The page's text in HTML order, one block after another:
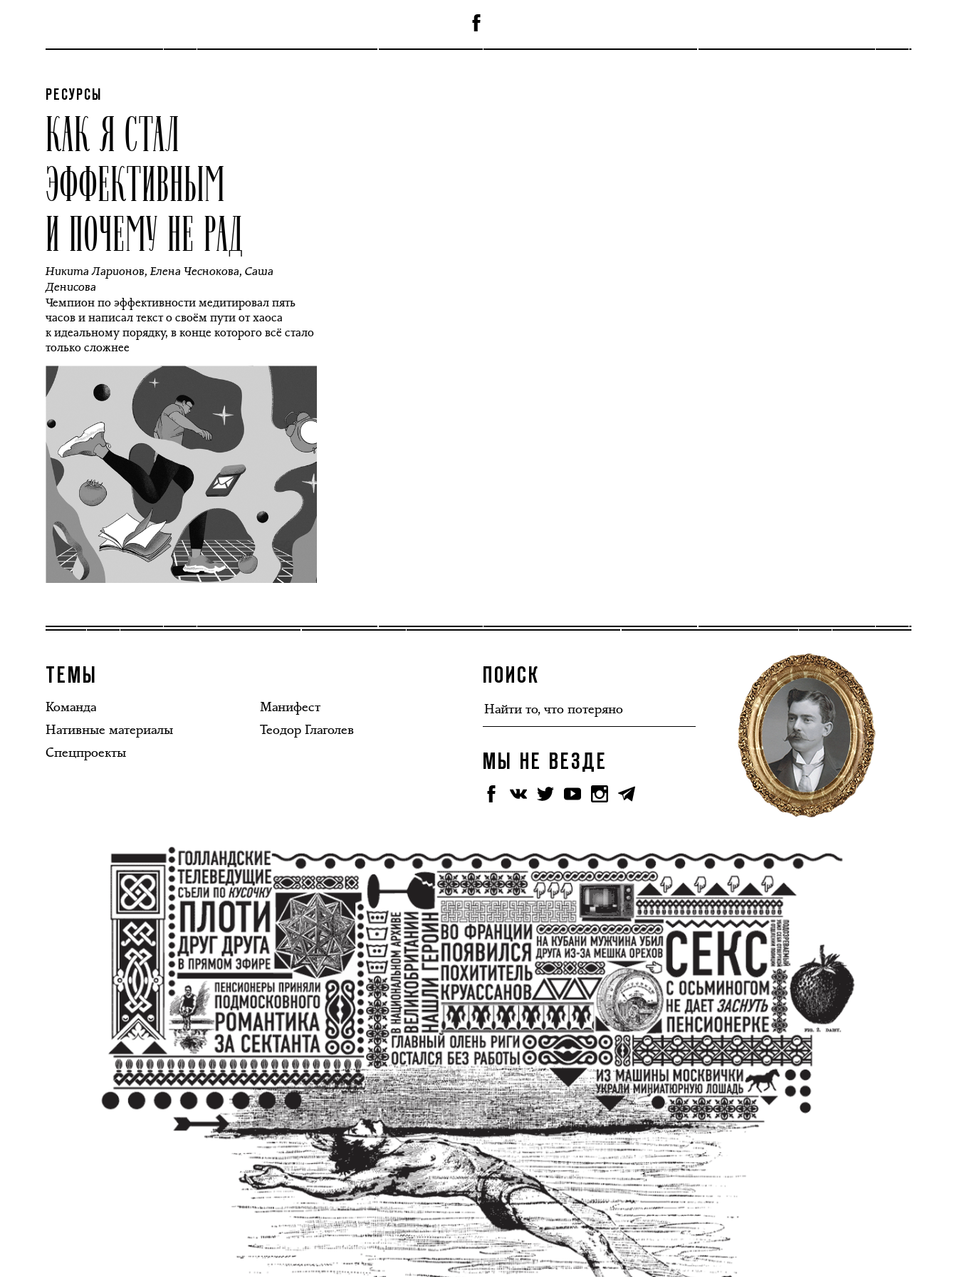
РЕСУРСЫ
КАК Я СТАЛ
ЭФФЕКТИВНЫМ
И ПОЧЕМУ НЕ РАД
Никита Ларионов,Елена Чеснокова, Саша
Денисова
Чемпион по эффективности медитировал пять
часов и написал текст о своём пути от хаоса
к идеальному порядку, в конце которого всё стало
только сложнее
ТЕМЫ
Команда
Манифест
Нативные материалы
Теодор Глаголев
Спецпроекты
ПОИСК
МЫ НЕ ВЕЗДЕ